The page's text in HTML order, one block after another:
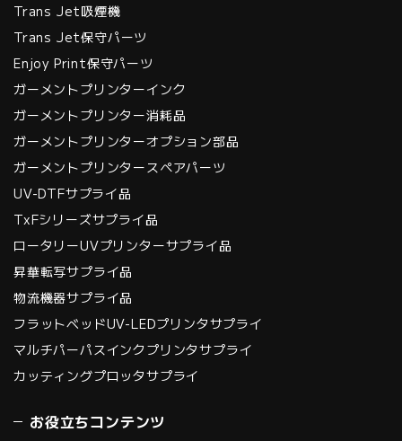
Trans Jet吸煙機
Trans Jet保守パーツ
Enjoy Print保守パーツ
ガーメントプリンターインク
ガーメントプリンター消耗品
ガーメントプリンターオプション部品
ガーメントプリンタースペアパーツ
UV-DTFサプライ品
TxFシリーズサプライ品
ロータリーUVプリンターサプライ品
昇華転写サプライ品
物流機器サプライ品
フラットベッドUV-LEDプリンタサプライ
マルチパーパスインクプリンタサプライ
カッティングプロッタサプライ
お役立ちコンテンツ